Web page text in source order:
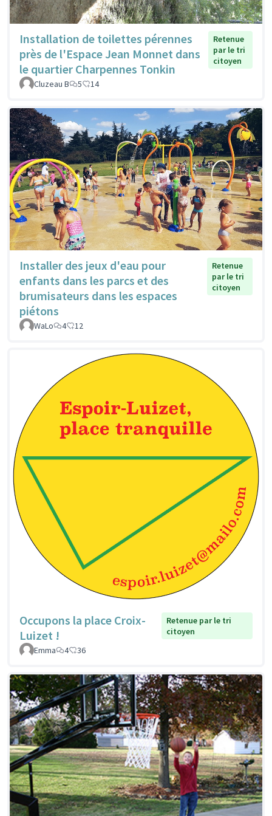
Installation de toilettes pérennes
près de l'Espace Jean Monnet dans
le quartier Charpennes Tonkin
Retenue
par le tri
citoyen
Cluzeau B 5 14
Installer des jeux d'eau pour
enfants dans les parcs et des
brumisateurs dans les espaces
piétons
Retenue
par le tri
citoyen
WaLo 4 12
Occupons la place Croix-
Luizet !
Retenue par le tri
citoyen
Emma
4 36